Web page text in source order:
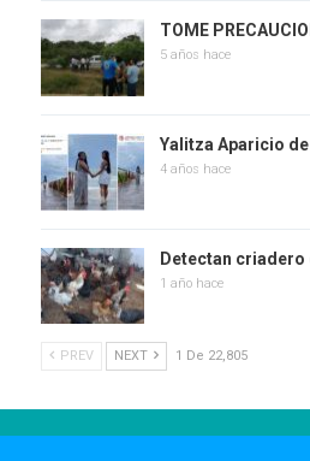
TOME
5 años hace
Yalitza Aparicio
4 años hace
Detectan
1 año hace
PREV NEXT 1 De 22,805